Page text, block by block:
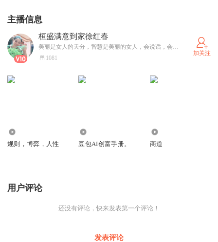
主播信息
桓盛满意到家徐红春
美丽是女人的天分，智慧是美丽的女人，会说话，会办事，会赚钱是女人不可或缺的生存智慧，有了这种智慧，你能掌握生活的主动权，成为一个既自立，又自在的魅力女人。
1081
加关注
规则，博弈，人性 豆包AI创富手册。 商道
用户评论
还没有评论，快来发表第一个评论！
发表评论